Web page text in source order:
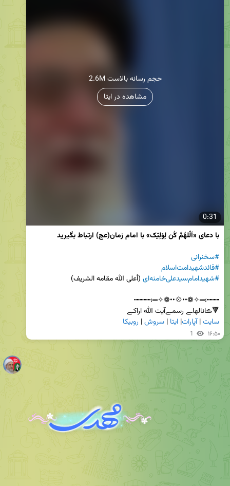
0:31
2.6M حجم رسانه بالاست
مشاهده در ایتا
با دعای «اَلّلهُمَّ کُن لِوَلِیّک» با امام زمان(عج) ارتباط بگیرید
#سخنرانی
#قائدشهید‌امت‌اسلام
#شهیدامام‌سیدعلی‌خامنه‌ای‌
🔻ڪانالهاـے رسمـےآیت الله اراکـے
سایت | آپارات| ایتا | سروش | روبیکا
1 ۱۶:۵۰